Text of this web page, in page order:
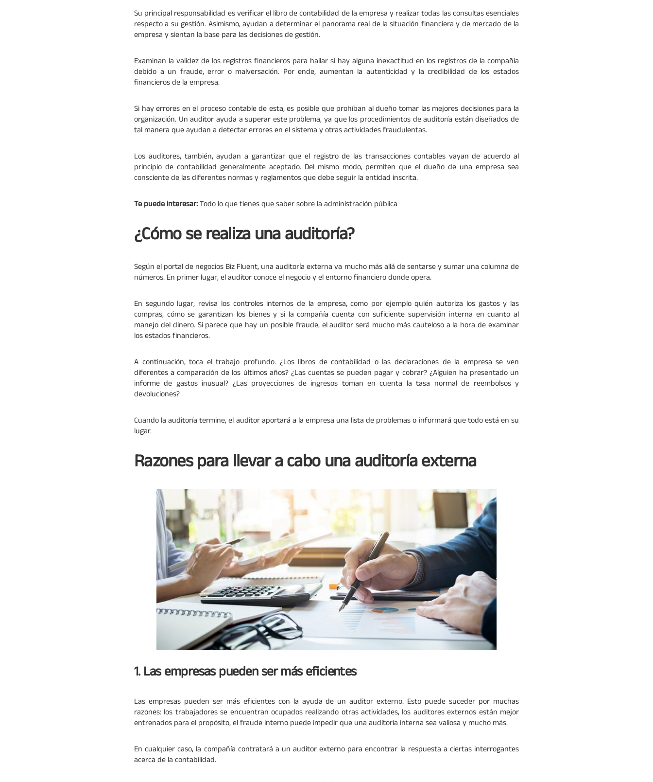
Su principal responsabilidad es verificar el libro de contabilidad de la empresa y realizar todas las consultas esenciales
respecto a su gestión. Asimismo, ayudan a determinar el panorama real de la situación financiera y de mercado de la
empresa y sientan la base para las decisiones de gestión.
Examinan la validez de los registros financieros para hallar si hay alguna inexactitud en los registros de la compañía
debido a un fraude, error o malversación. Por ende, aumentan la autenticidad y la credibilidad de los estados
financieros de la empresa.
Si hay errores en el proceso contable de esta, es posible que prohíban al dueño tomar las mejores decisiones para la
organización. Un auditor ayuda a superar este problema, ya que los procedimientos de auditoría están diseñados de
tal manera que ayudan a detectar errores en el sistema y otras actividades fraudulentas.
Los auditores, también, ayudan a garantizar que el registro de las transacciones contables vayan de acuerdo al
principio de contabilidad generalmente aceptado. Del mismo modo, permiten que el dueño de una empresa sea
consciente de las diferentes normas y reglamentos que debe seguir la entidad inscrita.
Te puede interesar:Todo lo que tienes que saber sobre la administración pública
¿Cómo se realiza una auditoría?
Según el portal de negocios Biz Fluent, una auditoría externa va mucho más allá de sentarse y sumar una columna de
números. En primer lugar, el auditor conoce el negocio y el entorno financiero donde opera.
En segundo lugar, revisa los controles internos de la empresa, como por ejemplo quién autoriza los gastos y las
compras, cómo se garantizan los bienes y si la compañía cuenta con suficiente supervisión interna en cuanto al
manejo del dinero. Si parece que hay un posible fraude, el auditor será mucho más cauteloso a la hora de examinar
los estados financieros.
A continuación, toca el trabajo profundo. ¿Los libros de contabilidad o las declaraciones de la empresa se ven
diferentes a comparación de los últimos años? ¿Las cuentas se pueden pagar y cobrar? ¿Alguien ha presentado un
informe de gastos inusual? ¿Las proyecciones de ingresos toman en cuenta la tasa normal de reembolsos y
devoluciones?
Cuando la auditoría termine, el auditor aportará a la empresa una lista de problemas o informará que todo está en su
lugar.
Razones para llevar a cabo una auditoría externa
1. Las empresas pueden ser más eficientes
Las empresas pueden ser más eficientes con la ayuda de un auditor externo. Esto puede suceder por muchas
razones: los trabajadores se encuentran ocupados realizando otras actividades, los auditores externos están mejor
entrenados para el propósito, el fraude interno puede impedir que una auditoría interna sea valiosa y mucho más.
En cualquier caso, la compañía contratará a un auditor externo para encontrar la respuesta a ciertas interrogantes
acerca de la contabilidad.